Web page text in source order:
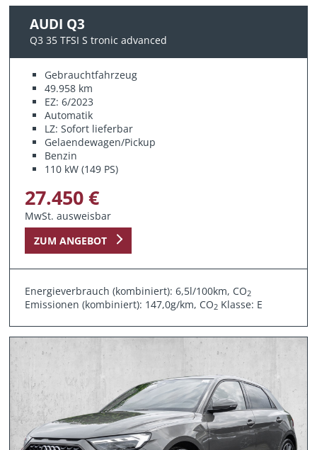
AUDI Q3
Q3 35 TFSI S tronic advanced
Gebrauchtfahrzeug
49.958 km
EZ: 6/2023
Automatik
LZ: Sofort lieferbar
Gelaendewagen/Pickup
Benzin
110 kW (149 PS)
27.450 €
MwSt. ausweisbar
ZUM ANGEBOT
Energieverbrauch (kombiniert): 6,5l/100km, CO2
Emissionen (kombiniert): 147,0g/km, CO2 Klasse: E